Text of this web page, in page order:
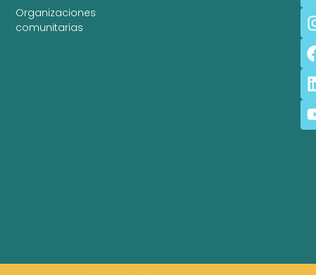
Organizaciones
comunitarias